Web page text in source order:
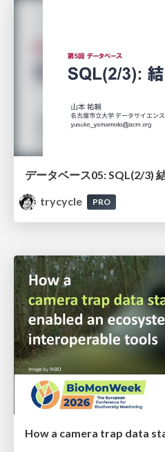
データベース05: SQL(2/3)
trycycle
PRO